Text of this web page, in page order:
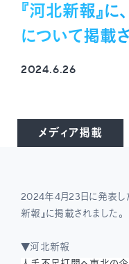
『河北新報』
について掲載
2024.6.26
メディア掲載
2024年4月23日に発表し
新報』に掲載されました。
▼河北新報